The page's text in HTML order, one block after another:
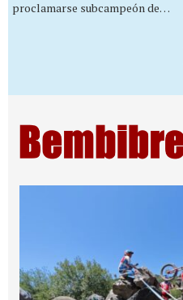
proclamarse subcampeón de…